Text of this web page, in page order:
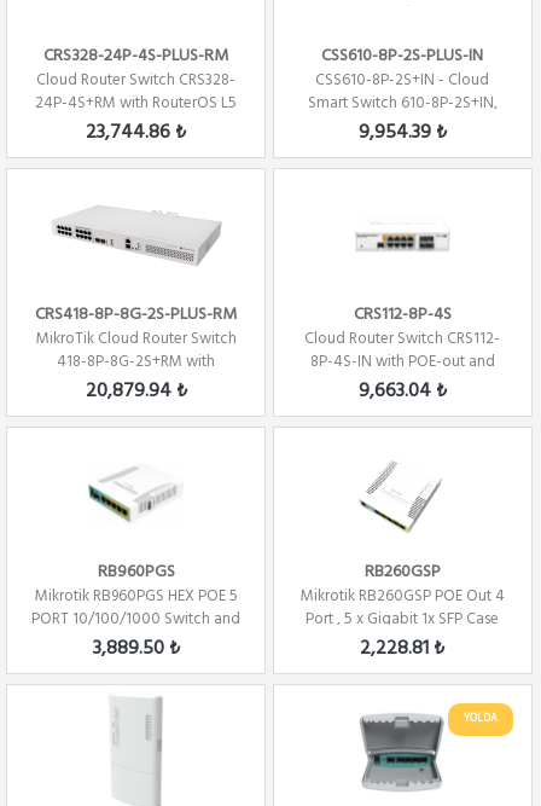
CRS328-24P-4S-PLUS-RM
Cloud Router Switch CRS328-
24P-4S+RM with RouterOS L5
24 PORT 480W...
23,744.86 ₺
CSS610-8P-2S-PLUS-IN
CSS610-8P-2S+IN - Cloud
Smart Switch 610-8P-2S+IN,
(SwitchOS)
9,954.39 ₺
CRS418-8P-8G-2S-PLUS-RM
MikroTik Cloud Router Switch
418-8P-8G-2S+RM with
RouterOS L5, rac...
20,879.94 ₺
CRS112-8P-4S
Cloud Router Switch CRS112-
8P-4S-IN with POE-out and
with RouterOS L5
9,663.04 ₺
RB960PGS
Mikrotik RB960PGS HEX POE 5
PORT 10/100/1000 Switch and
Router POE...
3,889.50 ₺
RB260GSP
Mikrotik RB260GSP POE Out 4
Port , 5 x Gigabit 1x SFP Case
SwOS ...
2,228.81 ₺
YOLDA